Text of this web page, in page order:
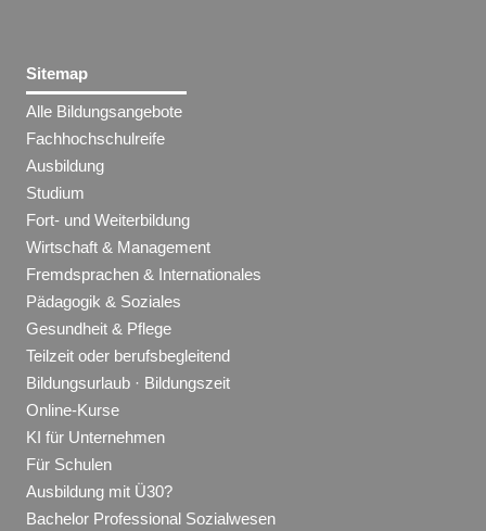
Sitemap
Alle Bildungsangebote
Fachhochschulreife
Ausbildung
Studium
Fort- und Weiterbildung
Wirtschaft & Management
Fremdsprachen & Internationales
Pädagogik & Soziales
Gesundheit & Pflege
Teilzeit oder berufsbegleitend
Bildungsurlaub · Bildungszeit
Online-Kurse
KI für Unternehmen
Für Schulen
Ausbildung mit Ü30?
Bachelor Professional Sozialwesen